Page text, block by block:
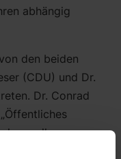
abhängig
den beiden
(CDU) und Dr.
Dr. Conrad
alle
„Äußerungen in